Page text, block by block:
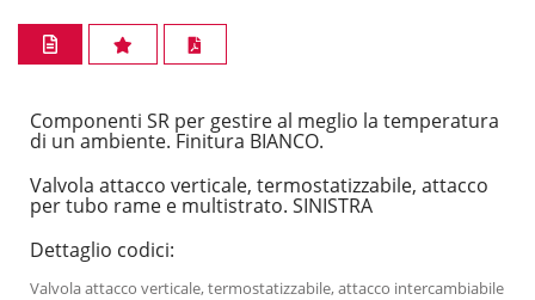
Componenti SR per gestire al meglio la temperatura
di un ambiente. Finitura BIANCO.
Valvola attacco verticale, termostatizzabile, attacco
per tubo rame e multistrato. SINISTRA
Dettaglio codici:
Valvola attacco verticale, termostatizzabile, attacco intercambiabile